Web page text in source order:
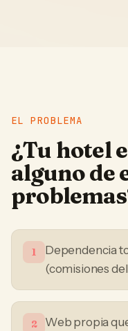
EL PROBLEMA
¿Tu hotel
alguno de
1
Dependencia
(comisiones
2 Web propia